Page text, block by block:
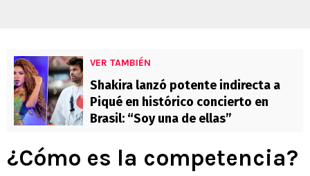
VER TAMBIÉN
Shakira lanzó potente indirecta a
Piqué en histórico concierto en
Brasil: “Soy una de ellas”
¿Cómo es la competencia?